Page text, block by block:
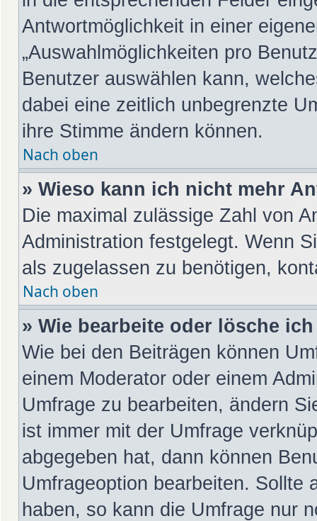
Antwortmöglichkeit in einer
„Auswahlmöglichkeiten pro
Benutzer auswählen kann,
dabei eine zeitlich unbegrenzte
ihre Stimme ändern können.
Nach oben
» Wieso kann ich nicht mehr
Die maximal zulässige Zahl von
Administration festgelegt. Wenn
als zugelassen zu benötigen,
Nach oben
» Wie bearbeite oder lösche
Wie bei den Beiträgen können
einem Moderator oder einem
Umfrage zu bearbeiten, ändern
ist immer mit der Umfrage
abgegeben hat, dann können
Umfrageoption bearbeiten. Sollte
haben, so kann die Umfrage nur